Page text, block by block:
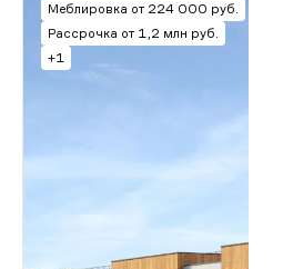
Меблировка от 224 000 руб.
Рассрочка от 1,2 млн руб.
+1